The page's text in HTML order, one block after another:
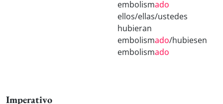
embolismado
ellos/ellas/ustedes
hubieran
embolismado/hubiesen
embolismado
Imperativo